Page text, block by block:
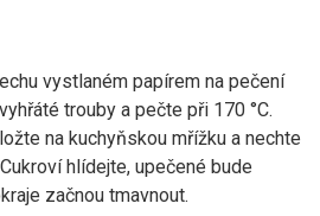
vystlaném papírem na pečení
trouby a pečte při 170 °C.
na kuchyňskou mřížku a nechte
hlídejte, upečené bude
začnou tmavnout.